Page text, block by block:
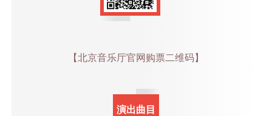
【北京音乐厅官网购票二维码】
演出曲目